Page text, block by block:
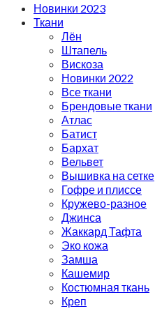
Новинки 2023
Ткани
Лён
Штапель
Вискоза
Новинки 2022
Все ткани
Брендовые ткани
Атлас
Батист
Бархат
Вельвет
Вышивка на сетке
Гофре и плиссе
Кружево-разное
Джинса
Жаккард Тафта
Эко кожа
Замша
Кашемир
Костюмная ткань
Креп